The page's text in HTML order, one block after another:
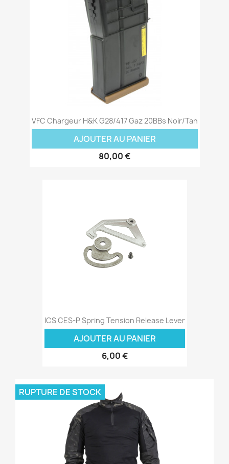
VFC Chargeur H&K G28/417 Gaz 20BBs Noir/Tan
AJOUTER AU PANIER
80,00 €
ICS CES-P Spring Tension Release Lever
AJOUTER AU PANIER
6,00 €
RUPTURE DE STOCK